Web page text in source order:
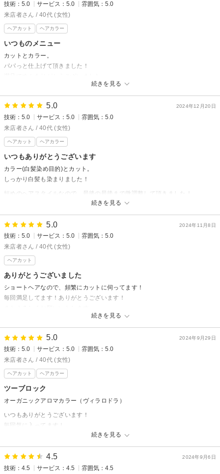
技術：5.0 サービス：5.0
雰囲気：5.0
来店者さん / 40代 (女性)
ヘアカット ヘアカラー
いつものメニュー
続きを見る
カットとカラー。
パパっと仕上げて頂きました！
2024年12月20日
5.0
技術：5.0 サービス：5.0
雰囲気：5.0
来店者さん / 40代 (女性)
ヘアカット ヘアカラー
いつもありがとうございます
続きを見る
カラー(白髪染め目的)とカット。
しっかり白髪も染まりました！
短めのヘアスタイルなので、最後の最後まで微調整して頂きました！
シャンプーのとき、お腹に湯たんぽをのせて頂き、リラックスできまし
またよろしくお願いいたします
2024年11月8日
5.0
技術：5.0 サービス：5.0
雰囲気：5.0
来店者さん / 40代 (女性)
ヘアカット
ありがとうございました
続きを見る
ショートヘアなので、頻繁にカットに伺ってます！
毎回満足してます！ありがとうございます！
2024年9月29日
5.0
技術：5.0 サービス：5.0
雰囲気：5.0
来店者さん / 40代 (女性)
ヘアカット ヘアカラー
ツーブロック
続きを見る
オーガニックアロマカラー（ヴィラロドラ）
いつもありがとうございます！
毎回気に入ってます！
髪量が多い私は、ツーブロックのご提案を以前受け、それ以来それが定番に
なりました！
2024年9月6日
4.5
技術：4.5 サービス：4.5
雰囲気：4.5